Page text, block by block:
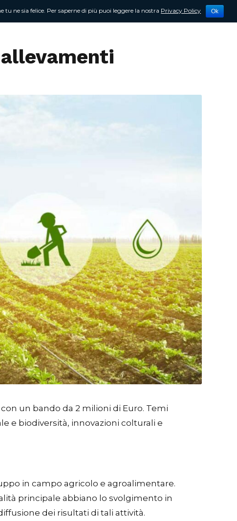
Attività Newsletter Contattami
un bando da 2 milioni di Euro. Temi
e biodiversità, innovazioni colturali e
in campo agricolo e agroalimentare.
principale abbiano lo svolgimento in
dei risultati di tali attività.
ne sia felice. Per saperne di più puoi leggere la nostra Privacy Policy Ok